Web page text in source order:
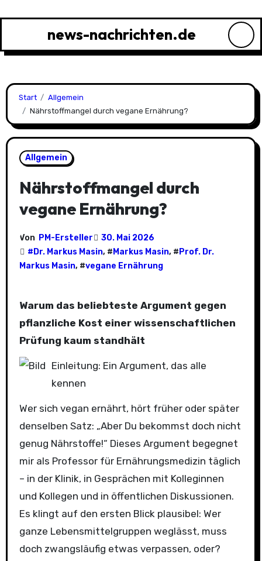
news-nachrichten.de
Start
Allgemein
Nährstoffmangel durch vegane Ernährung?
Allgemein
Nährstoffmangel durch
vegane Ernährung?
Von PM-Ersteller
30. Mai 2026
# Dr. Markus Masin, # Markus Masin, # Prof. Dr.
Markus Masin, #vegane Ernährung
Warum das beliebteste Argument gegen
pflanzliche Kost einer wissenschaftlichen
Prüfung kaum standhält
Einleitung: Ein Argument, das alle
kennen
Wer sich vegan ernährt, hört früher oder später
denselben Satz: „Aber Du bekommst doch nicht
genug Nährstoffe!“ Dieses Argument begegnet
mir als Professor für Ernährungsmedizin täglich
– in der Klinik, in Gesprächen mit Kolleginnen
und Kollegen und in öffentlichen Diskussionen.
Es klingt auf den ersten Blick plausibel: Wer
ganze Lebensmittelgruppen weglässt, muss
doch zwangsläufig etwas verpassen, oder?